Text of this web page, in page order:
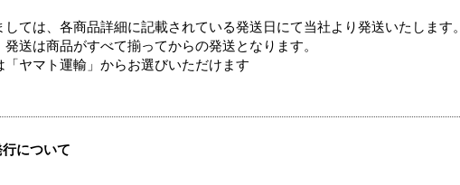
ては、各商品詳細に記載されている発送日にて当社より発送いたします。
送は商品がすべて揃ってからの発送となります。
ヤマト運輸」からお選びいただけます
について